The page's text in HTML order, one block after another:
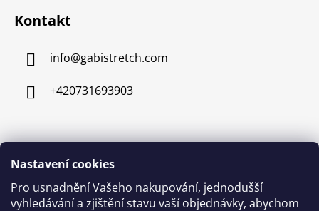
Nastavení cookies
Pro usnadnění Vašeho nakupování, jednodušší
vyhledávání a zjištění stavu vaší objednávky, abychom
Kontakt
info@gabistretch.com
+420731693903
Obchodní podmínky
Podmínky ochrany osobních údajů